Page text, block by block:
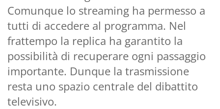
Comunque lo streaming ha permesso a
tutti di accedere al programma. Nel
frattempo la replica ha garantito la
possibilità di recuperare ogni passaggio
importante. Dunque la trasmissione
resta uno spazio centrale del dibattito
televisivo.